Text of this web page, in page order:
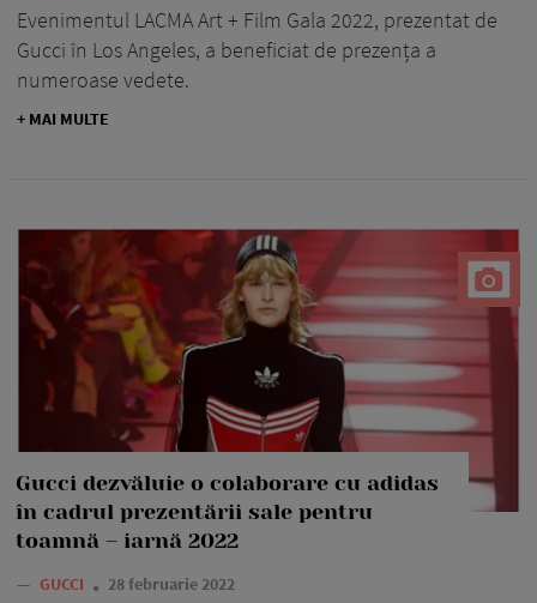
Evenimentul LACMA Art + Film Gala 2022, prezentat de
Gucci în Los Angeles, a beneficiat de prezența a
numeroase vedete.
+ MAI MULTE
Gucci dezvăluie o colaborare cu adidas
în cadrul prezentării sale pentru
toamnă – iarnă 2022
— GUCCI 28 februarie 2022